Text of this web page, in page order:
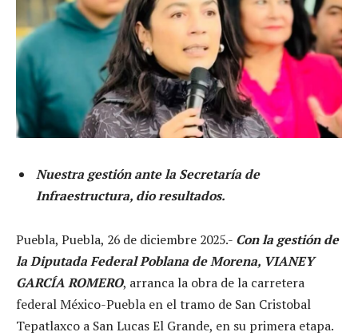
Nuestra gestión ante la Secretaría de
Infraestructura, dio resultados.
Puebla, Puebla, 26 de diciembre 2025.- Con la gestión de
la Diputada Federal Poblana de Morena, VIANEY
GARCÍA ROMERO, arranca la obra de la carretera
federal México-Puebla en el tramo de San Cristobal
Tepatlaxco a San Lucas El Grande, en su primera etapa.